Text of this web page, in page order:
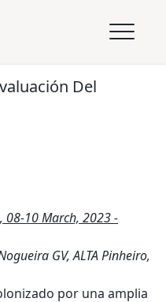
Del
08-10 March, 2023 -
GV, ALTA Pinheiro,
por una amplia